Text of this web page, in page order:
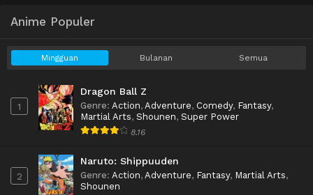
Anime Populer
Mingguan Bulanan Semua
1
Dragon Ball Z
Genre: Action, Adventure, Comedy, Fantasy,
Martial Arts, Shounen, Super Power
8.16
2
Naruto: Shippuuden
Genre: Action, Adventure, Fantasy, Martial Arts,
Shounen